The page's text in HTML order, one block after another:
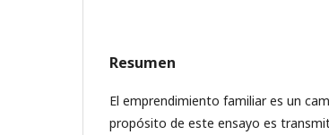
Resumen
El emprendimiento familiar es un
propósito de este ensayo es